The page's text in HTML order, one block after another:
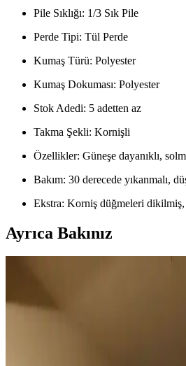
Pile Sıklığı: 1/3 Sık Pile
Perde Tipi: Tül Perde
Kumaş Türü: Polyester
Kumaş Dokuması: Polyester
Stok Adedi: 5 adetten az
Takma Şekli: Kornişli
Özellikler: Güneşe dayanıklı,
Bakım: 30 derecede yıkanmalı,
Ekstra: Korniş düğmeleri dikilmiş,
Ayrıca Bakınız